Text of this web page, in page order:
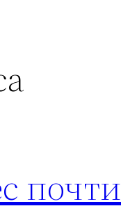
почти